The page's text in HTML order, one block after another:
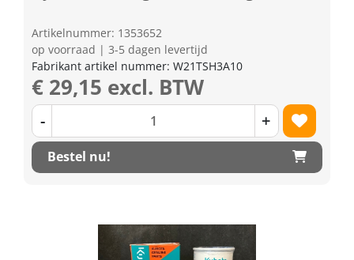
Artikelnummer: 1353652
op voorraad | 3-5 dagen levertijd
Fabrikant artikel nummer: W21TSH3A10
€ 29,15 excl. BTW
- +
Bestel nu!